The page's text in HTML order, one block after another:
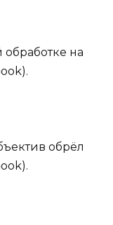
обработке на
обрёл